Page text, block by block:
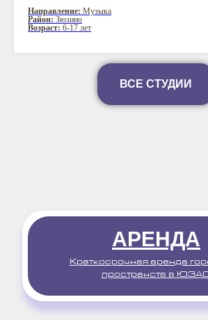
Направление: Музыка
Район: Зюзино
Возраст: 6-17 лет
ВСЕ СТУДИИ
АРЕНДА
Краткосрочная аренда
пространств в